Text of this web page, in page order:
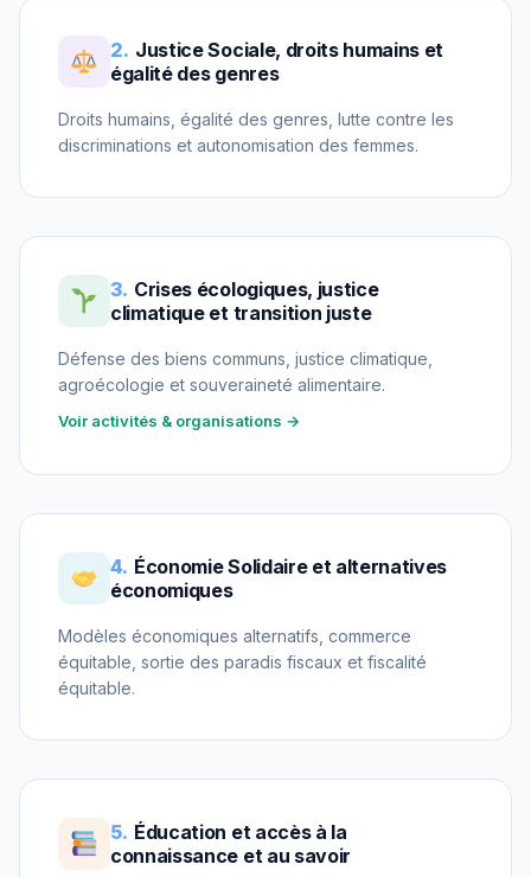
2. Justice Sociale, droits humains et
égalité des genres
Droits humains, égalité des genres, lutte contre les
discriminations et autonomisation des femmes.
3. Crises écologiques, justice
climatique et transition juste
Défense des biens communs, justice climatique,
agroécologie et souveraineté alimentaire.
Voir activités & organisations →
4. Économie Solidaire et alternatives
économiques
Modèles économiques alternatifs, commerce
équitable, sortie des paradis fiscaux et fiscalité
équitable.
5. Éducation et accès à la
connaissance et au savoir